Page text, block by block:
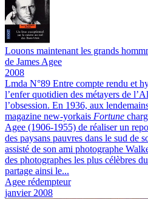
Louons maintenant les grands
de James Agee
2008
Lmda N°89 Entre compte rendu et
l’enfer quotidien des métayers de
l’obsession. En 1936, aux
magazine new-yorkais Fortune
Agee (1906-1955) de réaliser un
des paysans pauvres dans le sud de
assisté de son ami photographe
des photographes les plus célèbres
partage ainsi le...
Agee rédempteur
janvier 2008